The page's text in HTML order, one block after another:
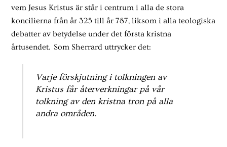
vem Jesus Kristus är står i centrum i alla de stora
koncilierna från år 325 till år 787, liksom i alla teologiska
debatter av betydelse under det första kristna
årtusendet. Som Sherrard uttrycker det:
Varje förskjutning i tolkningen av
Kristus får återverkningar på vår
tolkning av den kristna tron på alla
andra områden.